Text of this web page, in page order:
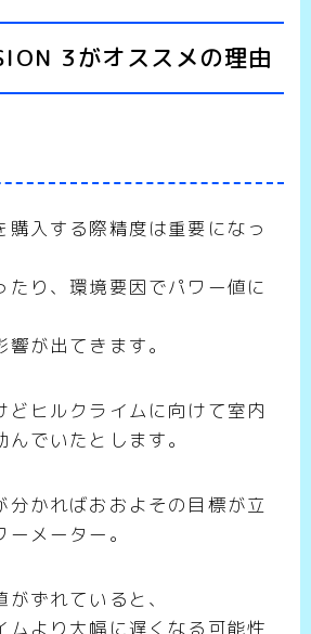
3がオススメの理由
購入する際精度は重要になっ
たり、環境要因でパワー値に
が出てきます。
どヒルクライムに向けて室内
でいたとします。
分かればおおよその目標が立
メーター。
ずれていると、
ムより大幅に遅くなる可能性